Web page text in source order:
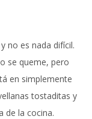
no es nada difícil.
se queme, pero
en simplemente
tostaditas y
de la cocina.